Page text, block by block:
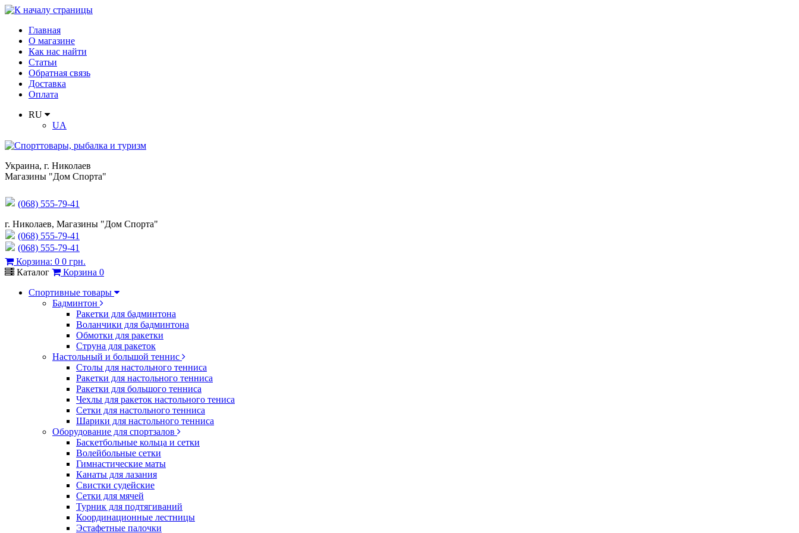
Главная
О магазине
Как нас найти
Статьи
Обратная связь
Доставка
Оплата
RU
UA
Украина, г. Николаев
Магазины "Дом Спорта"
(068) 555-79-41
г. Николаев, Магазины "Дом Спорта"
(068) 555-79-41
(068) 555-79-41
Корзина: 0 0 грн.
Каталог
Корзина 0
Спортивные товары
Бадминтон
Ракетки для бадминтона
Воланчики для бадминтона
Обмотки для ракетки
Струна для ракеток
Настольный и большой теннис
Столы для настольного тенниса
Ракетки для настольного тенниса
Ракетки для большого тенниса
Чехлы для ракеток настольного тениса
Сетки для настольного тенниса
Шарики для настольного тенниса
Оборудование для спортзалов
Баскетбольные кольца и сетки
Волейбольные сетки
Гимнастические маты
Канаты для лазания
Свистки судейские
Сетки для мячей
Турник для подтягиваний
Координационные лестницы
Эстафетные палочки